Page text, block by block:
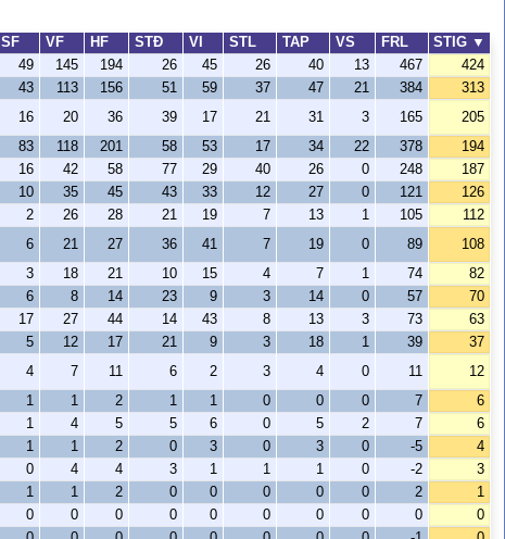
SF VF HF STÐ VI STL TAP VS FRL STIG ▼
49 145 194 26 45 26 40 13 467
424
43 113 156 51 59 37 47 21 384
313
16 20 36 39 17 21 31 3 165
205
83 118 201 58 53 17 34 22 378
194
16 42 58 77 29 40 26 0 248
187
10 35 45 43 33 12 27 0 121
126
2 26 28 21 19 7 13 1 105
112
6 21 27 36 41 7 19 0 89
108
3 18 21 10 15 4 7 1 74
82
6 8 14 23 9 3 14 0 57
70
17 27 44 14 43 8 13 3 73
63
5 12 17 21 9 3 18 1 39
37
4 7 11 6 2 3 4 0 11
12
1 1 2 1 1 0 0 0 7
6
1 4 5 5 6 0 5 2 7
6
1 1 2 0 3 0 3 0 -5
4
0 4 4 3 1 1 1 0 -2
3
1 1 2 0 0 0 0 0 2
1
0 0 0 0 0 0 0 0 0
0